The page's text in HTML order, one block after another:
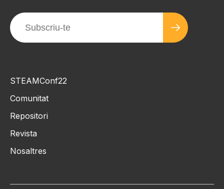
STEAMConf22
Comunitat
Repositori
Revista
Nosaltres